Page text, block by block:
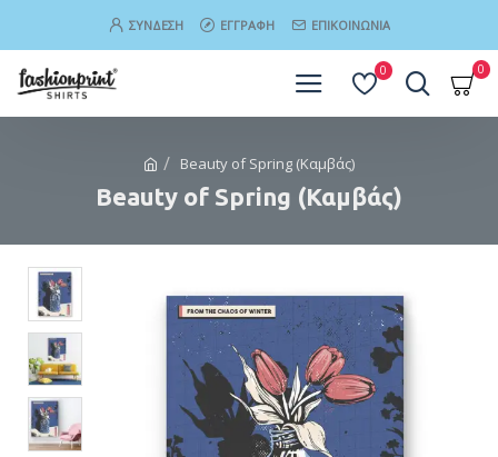
ΣΎΝΔΕΣΗ ΕΓΓΡΑΦΉ ΕΠΙΚΟΙΝΩΝΊΑ
0 0
Beauty of Spring (Καμβάς)
Beauty of Spring (Καμβάς)